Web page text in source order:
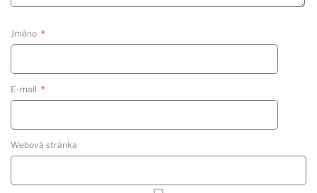
Jméno *
E-mail *
Webová stránka